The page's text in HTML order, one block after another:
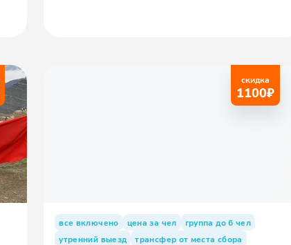
скидка
1100₽
все включено цена за чел
группа до 6 чел
утренний выезд
трансфер от места сбора